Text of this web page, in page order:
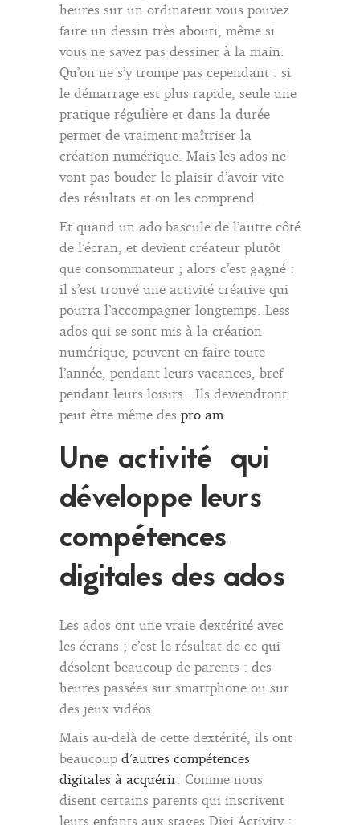
heures sur un ordinateur vous pouvez
faire un dessin très abouti, même si
vous ne savez pas dessiner à la main.
Qu’on ne s’y trompe pas cependant : si
le démarrage est plus rapide, seule une
pratique régulière et dans la durée
permet de vraiment maîtriser la
création numérique. Mais les ados ne
vont pas bouder le plaisir d’avoir vite
des résultats et on les comprend.
Et quand un ado bascule de l’autre côté
de l’écran, et devient créateur plutôt
que consommateur ; alors c’est gagné :
il s’est trouvé une activité créative qui
pourra l’accompagner longtemps. Less
ados qui se sont mis à la création
numérique, peuvent en faire toute
l’année, pendant leurs vacances, bref
pendant leurs loisirs . Ils deviendront
peut être même des pro am
Une activité qui
développe leurs
compétences
digitales des ados
Les ados ont une vraie dextérité avec
les écrans ; c’est le résultat de ce qui
désolent beaucoup de parents : des
heures passées sur smartphone ou sur
des jeux vidéos.
Mais au-delà de cette dextérité, ils ont
beaucoup d’autres compétences
digitales à acquérir . Comme nous
disent certains parents qui inscrivent
leurs enfants aux stages Digi Activity :